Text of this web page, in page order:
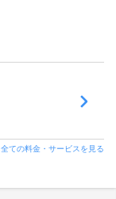
全ての料金・サービスを見る